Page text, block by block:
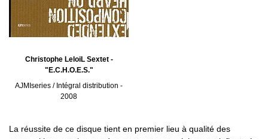
Christophe LeloiL Sextet -
"E.C.H.O.E.S."
AJMIseries / Intégral distribution -
2008
La réussite de ce disque tient en premier lieu à qualité des